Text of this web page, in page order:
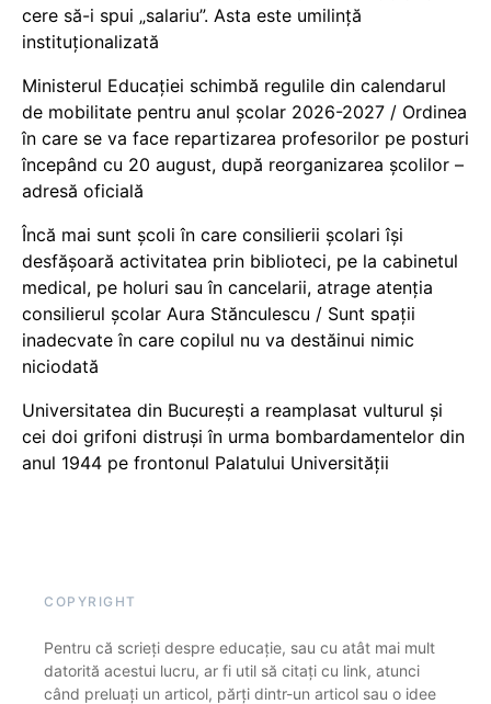
cere să-i spui „salariu”. Asta este umilință
instituționalizată
Ministerul Educației schimbă regulile din calendarul
de mobilitate pentru anul școlar 2026-2027 / Ordinea
în care se va face repartizarea profesorilor pe posturi
începând cu 20 august, după reorganizarea școlilor –
adresă oficială
Încă mai sunt școli în care consilierii școlari își
desfășoară activitatea prin biblioteci, pe la cabinetul
medical, pe holuri sau în cancelarii, atrage atenția
consilierul școlar Aura Stănculescu / Sunt spații
inadecvate în care copilul nu va destăinui nimic
niciodată
Universitatea din București a reamplasat vulturul și
cei doi grifoni distruși în urma bombardamentelor din
anul 1944 pe frontonul Palatului Universității
COPYRIGHT
Pentru că scrieți despre educație, sau cu atât mai mult
datorită acestui lucru, ar fi util să citați cu link, atunci
când preluați un articol, părți dintr-un articol sau o idee